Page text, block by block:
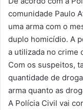
comunidade Paulo
uma arma com o
duplo homicídio. A
a utilizada no crime
Com os suspeitos,
quantidade de
arma quanto as
A Polícia Civil vai